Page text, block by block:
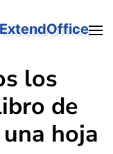
los
de
hoja